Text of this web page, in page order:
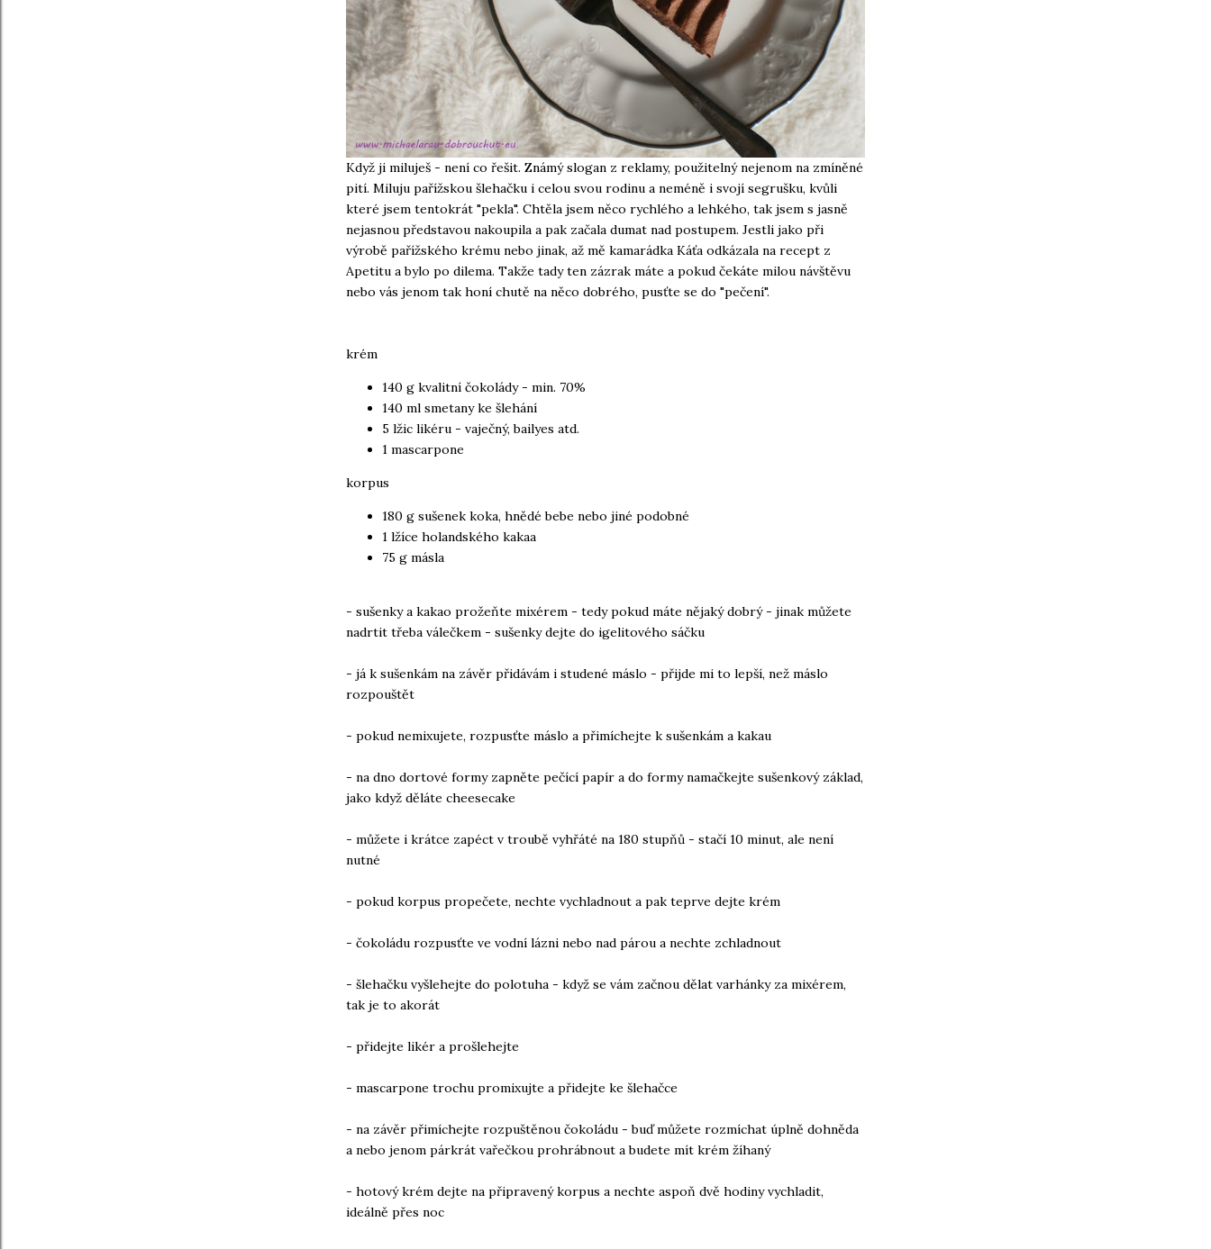
Když ji miluješ - není co řešit. Známý slogan z reklamy, použitelný nejenom na zmíněné
pití. Miluju pařížskou šlehačku i celou svou rodinu a neméně i svojí segrušku, kvůli
které jsem tentokrát "pekla". Chtěla jsem něco rychlého a lehkého, tak jsem s jasně
nejasnou představou nakoupila a pak začala dumat nad postupem. Jestli jako při
výrobě pařížského krému nebo jinak, až mě kamarádka Káťa odkázala na recept z
Apetitu a bylo po dilema. Takže tady ten zázrak máte a pokud čekáte milou návštěvu
nebo vás jenom tak honí chutě na něco dobrého, pusťte se do "pečení".
krém
140 g kvalitní čokolády - min. 70%
140 ml smetany ke šlehání
5 lžic likéru - vaječný, bailyes atd.
1 mascarpone
korpus
180 g sušenek koka, hnědé bebe nebo jiné podobné
1 lžíce holandského kakaa
75 g másla
- sušenky a kakao prožeňte mixérem - tedy pokud máte nějaký dobrý - jinak můžete
nadrtit třeba válečkem - sušenky dejte do igelitového sáčku
- já k sušenkám na závěr přidávám i studené máslo - přijde mi to lepší, než máslo
rozpouštět
- pokud nemixujete, rozpusťte máslo a přimíchejte k sušenkám a kakau
- na dno dortové formy zapněte pečící papír a do formy namačkejte sušenkový základ,
jako když děláte cheesecake
- můžete i krátce zapéct v troubě vyhřáté na 180 stupňů - stačí 10 minut, ale není
nutné
- pokud korpus propečete, nechte vychladnout a pak teprve dejte krém
- čokoládu rozpusťte ve vodní lázni nebo nad párou a nechte zchladnout
- šlehačku vyšlehejte do polotuha - když se vám začnou dělat varhánky za mixérem,
tak je to akorát
- přidejte likér a prošlehejte
- mascarpone trochu promixujte a přidejte ke šlehačce
- na závěr přimíchejte rozpuštěnou čokoládu - buď můžete rozmíchat úplně dohněda
a nebo jenom párkrát vařečkou prohrábnout a budete mít krém žíhaný
- hotový krém dejte na připravený korpus a nechte aspoň dvě hodiny vychladit,
ideálně přes noc